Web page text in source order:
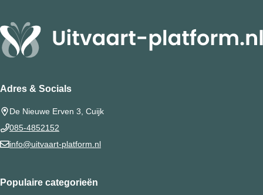
Adres & Socials
De Nieuwe Erven 3, Cuijk
085-4852152
info@uitvaart-platform.nl
Populaire categorieën